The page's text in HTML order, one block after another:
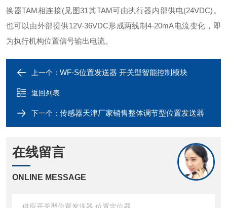
换器TAM相连接(见图31其TAM可由执行器内部供电(24VDC) 。
也可以由外部提供12V-36VDC形成两线制4-20mA电流变化，即
为执行机构位置信号输出电流。
上一个： WF-S位置发送器 开关型智能控制模块
返回列表
下一个： 传感器天津厂家销售整体调节型位置发送器
在线留言
ONLINE MESSAGE